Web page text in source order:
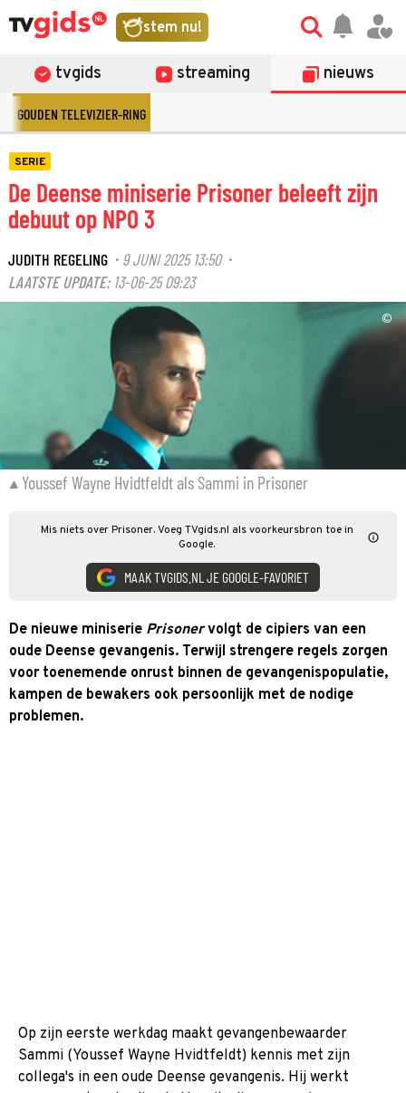
stem nu!
tvgids streaming nieuws
GOUDEN TELEVIZIER-RING
SERIE
De Deense miniserie Prisoner beleeft zijn
debuut op NPO 3
JUDITH REGELING · 9 JUNI 2025 13:50·
LAATSTE UPDATE: 13-06-25 09:23
©
Youssef Wayne Hvidtfeldt als Sammi in Prisoner
Mis niets over Prisoner. Voeg TVgids.nl als voorkeursbron toe in
Google.
MAAK TVGIDS.NL JE GOOGLE-FAVORIET
De nieuwe miniserie Prisonervolgt de cipiers van een
oude Deense gevangenis. Terwijl strengere regels zorgen
voor toenemende onrust binnen de gevangenispopulatie,
kampen de bewakers ook persoonlijk met de nodige
problemen.
Op zijn eerste werkdag maakt gevangenbewaarder
Sammi (Youssef Wayne Hvidtfeldt) kennis met zijn
collega's in een oude Deense gevangenis. Hij werkt